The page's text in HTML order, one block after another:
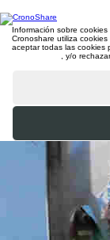
Información sobre cookies
Cronoshare utiliza
aceptar todas las cookies
, y/o